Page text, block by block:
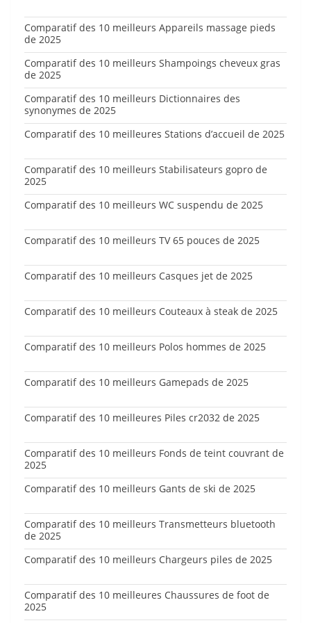
Comparatif des 10 meilleurs Appareils massage pieds
de 2025
Comparatif des 10 meilleurs Shampoings cheveux gras
de 2025
Comparatif des 10 meilleurs Dictionnaires des
synonymes de 2025
Comparatif des 10 meilleures Stations d’accueil de 2025
Comparatif des 10 meilleurs Stabilisateurs gopro de
2025
Comparatif des 10 meilleurs WC suspendu de 2025
Comparatif des 10 meilleurs TV 65 pouces de 2025
Comparatif des 10 meilleurs Casques jet de 2025
Comparatif des 10 meilleurs Couteaux à steak de 2025
Comparatif des 10 meilleurs Polos hommes de 2025
Comparatif des 10 meilleurs Gamepads de 2025
Comparatif des 10 meilleures Piles cr2032 de 2025
Comparatif des 10 meilleurs Fonds de teint couvrant de
2025
Comparatif des 10 meilleurs Gants de ski de 2025
Comparatif des 10 meilleurs Transmetteurs bluetooth
de 2025
Comparatif des 10 meilleurs Chargeurs piles de 2025
Comparatif des 10 meilleures Chaussures de foot de
2025